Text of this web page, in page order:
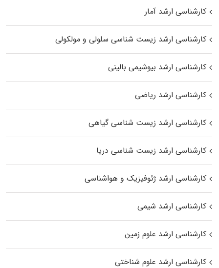
کارشناسی ارشد آمار
کارشناسی ارشد زیست شناسی سلولی و مولکولی
کارشناسی ارشد بیوشیمی بالینی
کارشناسی ارشد ریاضی
کارشناسی ارشد زیست‌ شناسی گیاهی
کارشناسی ارشد زیست‌ شناسی دریا
کارشناسی ارشد ژئوفیزیک و هواشناسی
کارشناسی ارشد شیمی
کارشناسی ارشد علوم زمین
کارشناسی ارشد علوم شناختی